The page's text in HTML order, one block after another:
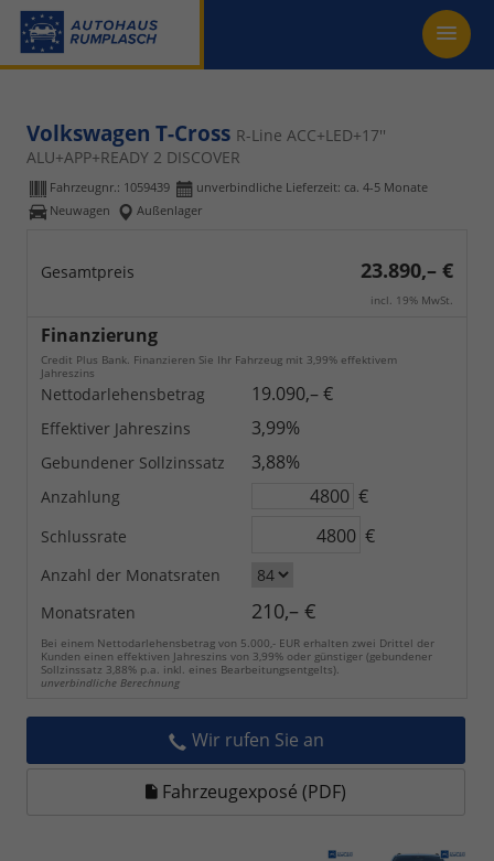
Volkswagen T-Cross R-Line ACC+LED+17''
ALU+APP+READY 2 DISCOVER
Fahrzeugnr.: 1059439
unverbindliche Lieferzeit: ca. 4-5 Monate
Neuwagen
Außenlager
Gesamtpreis 23.890,– €
incl. 19% MwSt.
Finanzierung
Credit Plus Bank. Finanzieren Sie Ihr Fahrzeug mit 3,99% effektivem
Jahreszins
Nettodarlehensbetrag 19.090,– €
Effektiver Jahreszins 3,99%
Gebundener Sollzinssatz 3,88%
Anzahlung €
Schlussrate €
Anzahl der Monatsraten
Monatsraten
210,– €
Bei einem Nettodarlehensbetrag von 5.000,- EUR erhalten zwei Drittel der
Kunden einen effektiven Jahreszins von 3,99% oder günstiger (gebundener
Sollzinssatz 3,88% p.a. inkl. eines Bearbeitungsentgelts).
unverbindliche Berechnung
Wir rufen Sie an
Fahrzeugexposé (PDF)